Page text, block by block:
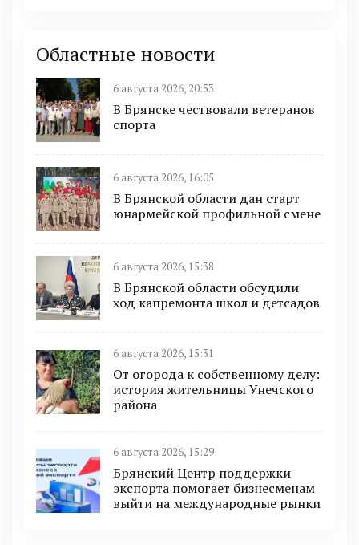
Областные новости
6 августа 2026, 20:53
В Брянске чествовали ветеранов
спорта
6 августа 2026, 16:05
В Брянской области дан старт
юнармейской профильной смене
6 августа 2026, 15:38
В Брянской области обсудили
ход капремонта школ и детсадов
6 августа 2026, 15:31
От огорода к собственному делу:
история жительницы Унечского
района
6 августа 2026, 15:29
Брянский Центр поддержки
экспорта помогает бизнесменам
выйти на международные рынки